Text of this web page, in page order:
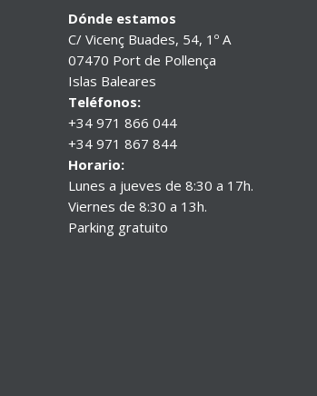
Dónde estamos
C/ Vicenç Buades, 54, 1º A
07470 Port de Pollença
Islas Baleares
Teléfonos:
+34 971 866 044
+34 971 867 844
Horario:
Lunes a jueves de 8:30 a 17h.
Viernes de 8:30 a 13h.
Parking gratuito